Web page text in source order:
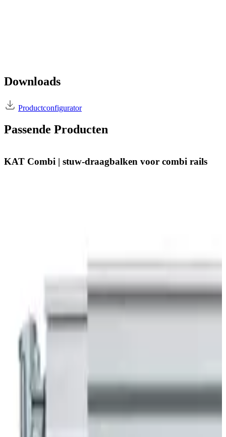
Downloads
Productconfigurator
Passende Producten
KAT Combi | stuw-draagbalken voor combi rails